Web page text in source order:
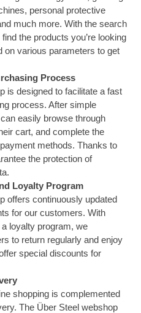
personal protective
much more. With the search
the products you’re looking
on various parameters to get
Process
is designed to facilitate a fast
process. After simple
easily browse through
cart, and complete the
methods. Thanks to
the protection of
Loyalty Program
offers continuously updated
for our customers. With
loyalty program, we
to return regularly and enjoy
special discounts for
shopping is complemented
The Über Steel webshop